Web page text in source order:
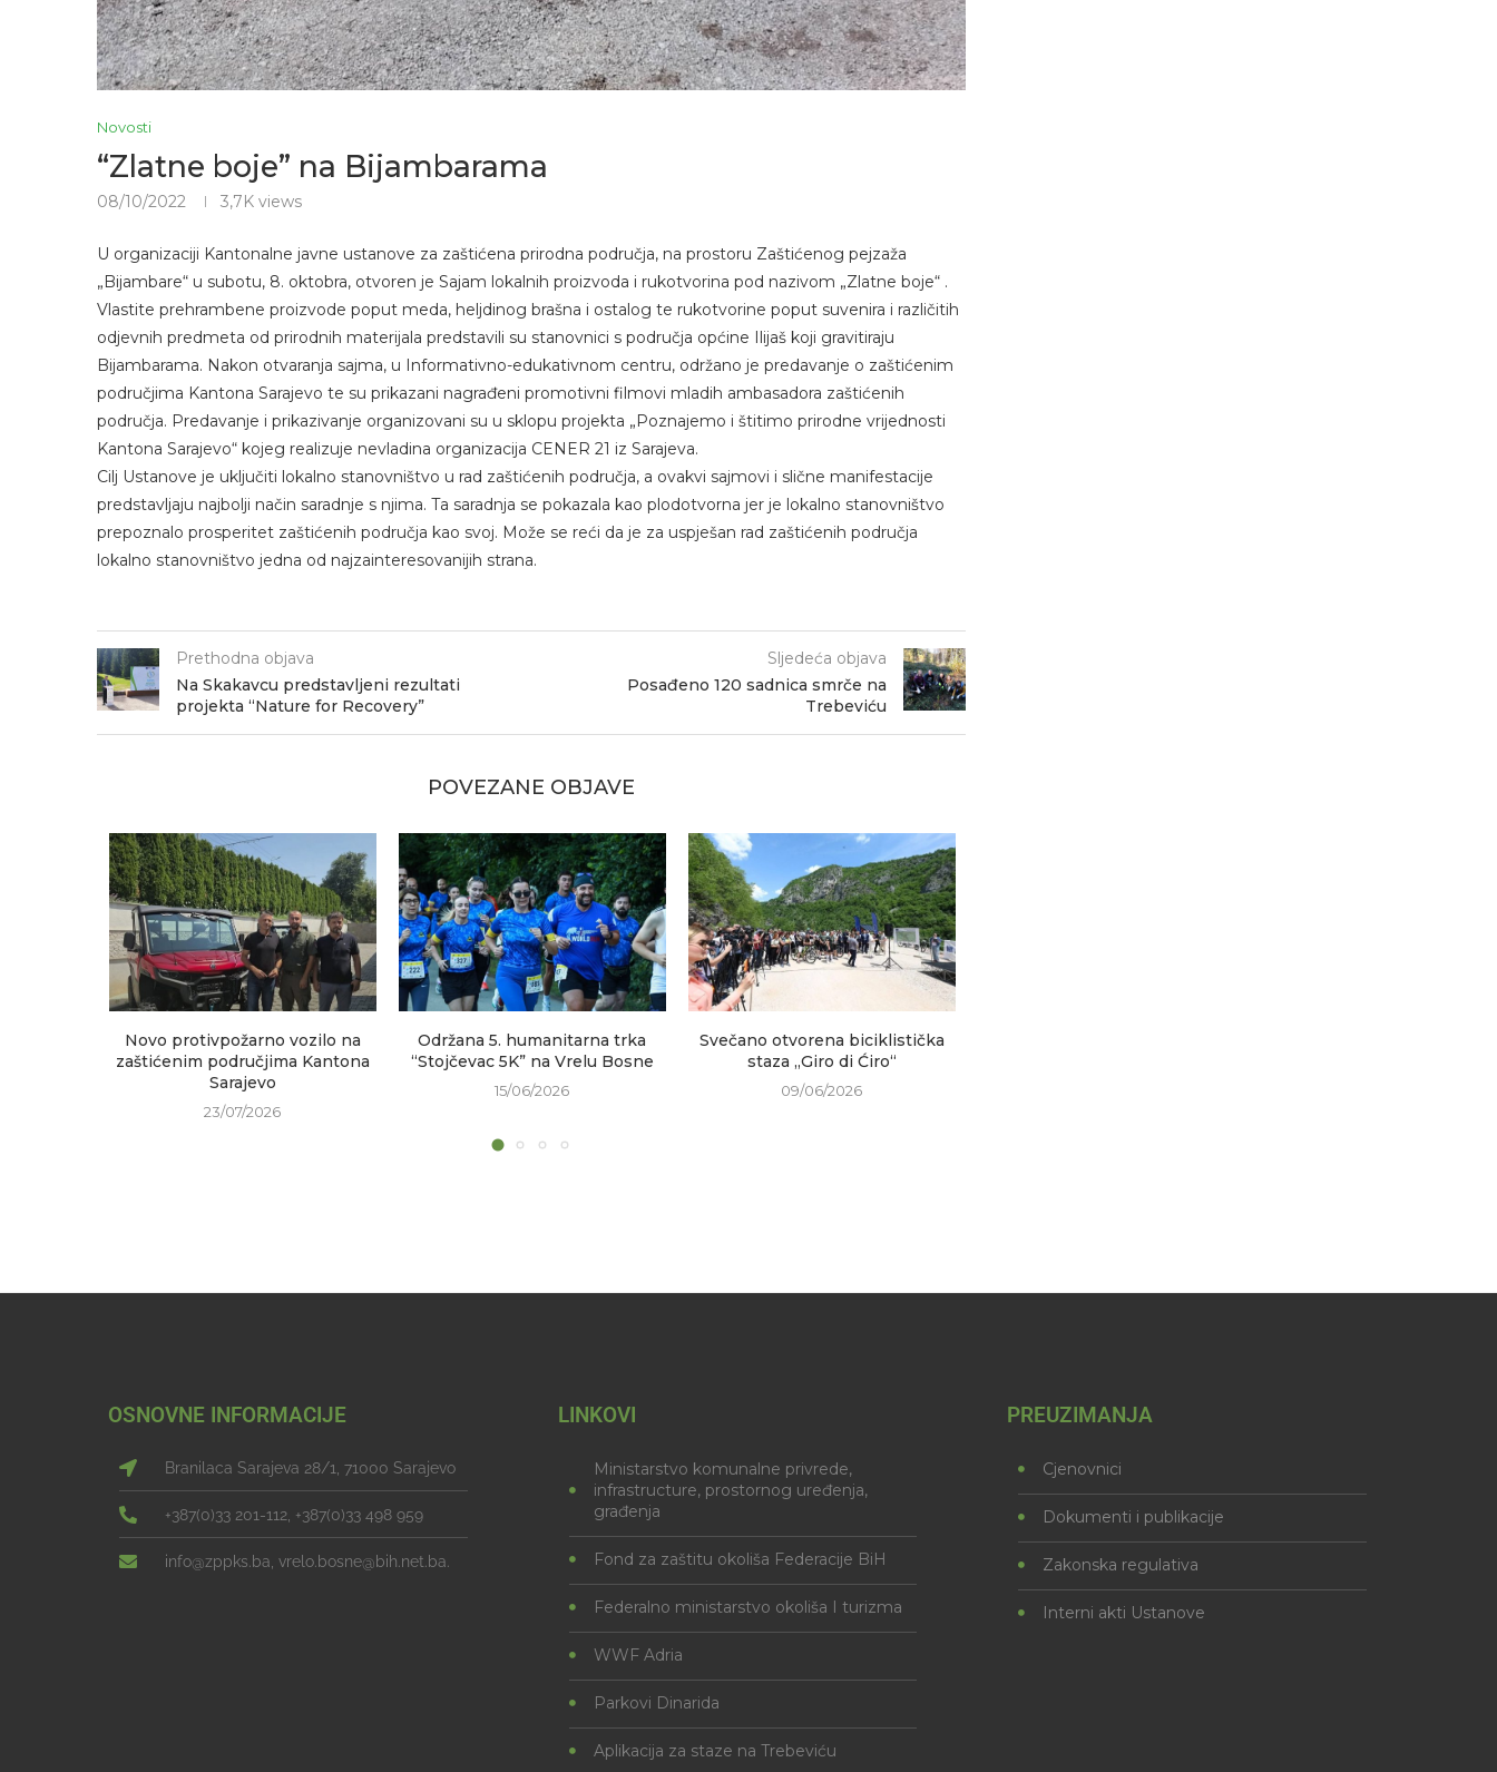
Novosti
“Zlatne boje” na Bijambarama
08/10/2022 3,7K views
U organizaciji Kantonalne javne ustanove za zaštićena prirodna područja, na prostoru Zaštićenog pejzaža
„Bijambare“ u subotu, 8. oktobra, otvoren je Sajam lokalnih proizvoda i rukotvorina pod nazivom „Zlatne boje“ .
Vlastite prehrambene proizvode poput meda, heljdinog brašna i ostalog te rukotvorine poput suvenira i različitih
odjevnih predmeta od prirodnih materijala predstavili su stanovnici s područja općine Ilijaš koji gravitiraju
Bijambarama. Nakon otvaranja sajma, u Informativno-edukativnom centru, održano je predavanje o zaštićenim
područjima Kantona Sarajevo te su prikazani nagrađeni promotivni filmovi mladih ambasadora zaštićenih
područja. Predavanje i prikazivanje organizovani su u sklopu projekta „Poznajemo i štitimo prirodne vrijednosti
Kantona Sarajevo“ kojeg realizuje nevladina organizacija CENER 21 iz Sarajeva.
Cilj Ustanove je uključiti lokalno stanovništvo u rad zaštićenih područja, a ovakvi sajmovi i slične manifestacije
predstavljaju najbolji način saradnje s njima. Ta saradnja se pokazala kao plodotvorna jer je lokalno stanovništvo
prepoznalo prosperitet zaštićenih područja kao svoj. Može se reći da je za uspješan rad zaštićenih područja
lokalno stanovništvo jedna od najzainteresovanijih strana.
Prethodna objava
Na Skakavcu predstavljeni rezultati
projekta “Nature for Recovery”
Sljedeća objava
Posađeno 120 sadnica smrče na
Trebeviću
POVEZANE OBJAVE
Novo protivpožarno vozilo na
zaštićenim područjima Kantona
Sarajevo
23/07/2026
Održana 5. humanitarna trka
“Stojčevac 5K” na Vrelu Bosne
15/06/2026
Svečano otvorena biciklistička
staza „Giro di Ćiro“
09/06/2026
OSNOVNE INFORMACIJE
Branilaca Sarajeva 28/1, 71000 Sarajevo
+387(0)33 201-112, +387(0)33 498 959
info@zppks.ba, vrelo.bosne@bih.net.ba.
LINKOVI
Ministarstvo komunalne privrede,
infrastructure, prostornog uređenja,
građenja
Fond za zaštitu okoliša Federacije BiH
Federalno ministarstvo okoliša I turizma
WWF Adria
Parkovi Dinarida
Aplikacija za staze na Trebeviću
PREUZIMANJA
Cjenovnici
Dokumenti i publikacije
Zakonska regulativa
Interni akti Ustanove